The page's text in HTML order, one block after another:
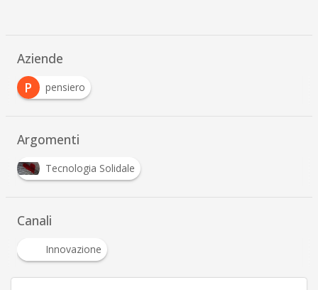
Aziende
P
pensiero
Argomenti
Tecnologia Solidale
Canali
Innovazione